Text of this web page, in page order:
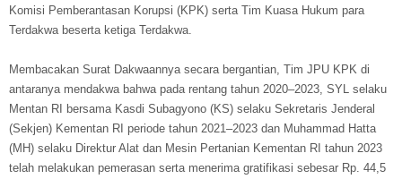
Komisi Pemberantasan Korupsi (KPK) serta Tim Kuasa Hukum para
Terdakwa beserta ketiga Terdakwa.
Membacakan Surat Dakwaannya secara bergantian, Tim JPU KPK di
antaranya mendakwa bahwa pada rentang tahun 2020–2023, SYL selaku
Mentan RI bersama Kasdi Subagyono (KS) selaku Sekretaris Jenderal
(Sekjen) Kementan RI periode tahun 2021–2023 dan Muhammad Hatta
(MH) selaku Direktur Alat dan Mesin Pertanian Kementan RI tahun 2023
telah melakukan pemerasan serta menerima gratifikasi sebesar Rp. 44,5